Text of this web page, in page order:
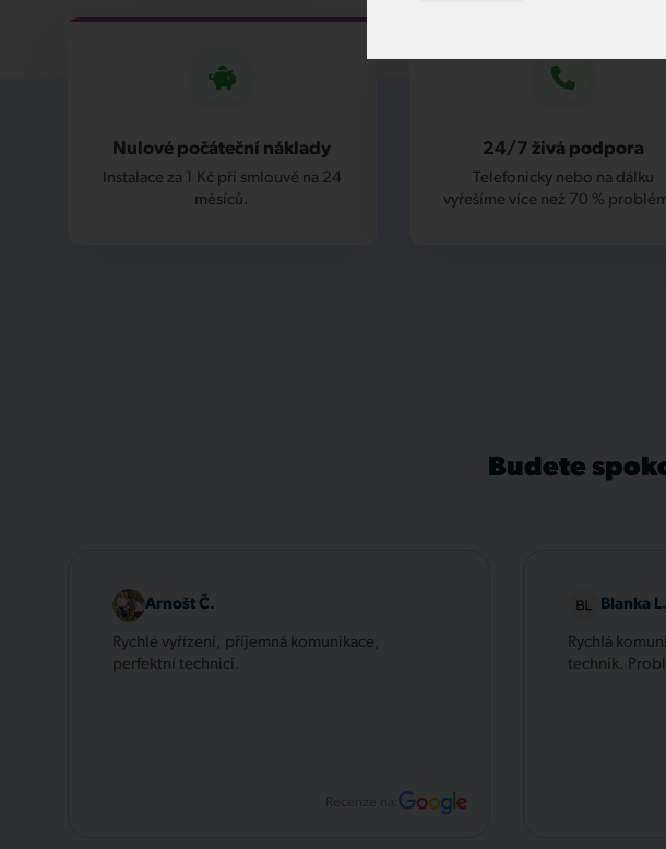
Nulové počáteční náklady
Instalace za 1 Kč při smlouvě na 24
měsíců.
24/7 živá podpora
Telefonicky nebo na dálku
vyřešíme více než 70 %
Budete
Arnošt Č.
Rychlé vyřízení, příjemná komunikace,
perfektní technici.
Blanka L.
Rychlá
technik.